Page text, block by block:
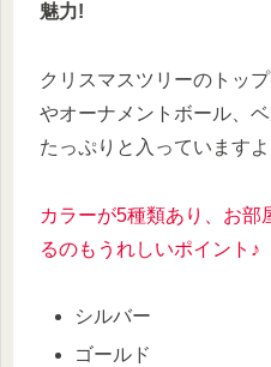
魅力!
クリスマスツリーのトッ
やオーナメントボール、
たっぷりと入っていますよ
カラーが5種類あり、お部
るのもうれしいポイント♪
シルバー
ゴールド